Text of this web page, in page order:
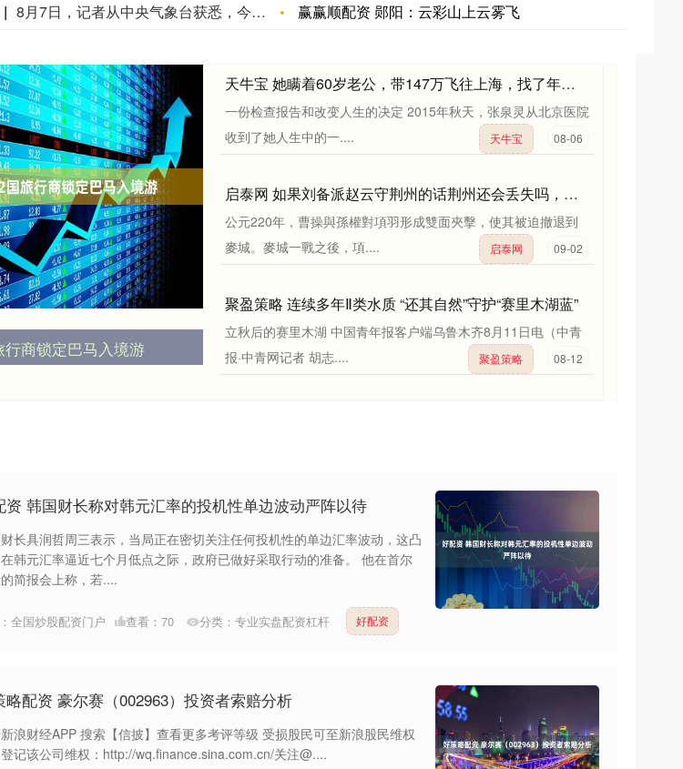
8月7日，记者从中央气象台获悉，今年第13号台风“白海豚”正以每小时15公里至20公里的速度向偏西方向移动，强度变化不大或略有加强。7日下午穿过琉球群岛后移入东海，并逐渐向我国华东沿海靠近，或于9日下午至10日早晨在浙江至福建北部一带沿海登陆，给登陆点附近及以北地区带来大范围风雨影响。据介绍，“白海豚”今天下午强度有所加强，中心附近最大风力已由14级增强至15级，预计今明两天，其强度有可能还将有所增强，有可能会达到超强台风级（16级），但登陆前其强度将再度减弱。（央视新闻）
赢赢顺配资 郧阳：云彩山上云雾飞
商锁定巴马入境游
天牛宝 她瞒着60岁老公，带147万飞往上海，找了年仅31岁的二混子_张泉灵_陈磊_漫画
一份检查报告和改变人生的决定 2015年秋天，张泉灵从北京医院
收到了她人生中的一....
08-06
天牛宝
启泰网 如果刘备派赵云守荆州的话荆州还会丢失吗，结局不会有任何改变
公元220年，曹操與孫權對項羽形成雙面夾擊，使其被迫撤退到
麥城。麥城一戰之後，項....
09-02
启泰网
聚盈策略 连续多年Ⅱ类水质 “还其自然”守护“赛里木湖蓝”
立秋后的赛里木湖 中国青年报客户端乌鲁木齐8月11日电（中青
报·中青网记者 胡志....
08-12
聚盈策略
资 韩国财长称对韩元汇率的投机性单边波动严阵以待
长具润哲周三表示，当局正在密切关注任何投机性的单边汇率波动，这凸
韩元汇率逼近七个月低点之际，政府已做好采取行动的准备。 他在首尔
简报会上称，若....
全国炒股配资门户 查看： 70 分类： 专业实盘配资杠杆 好配资
略配资 豪尔赛（002963）投资者索赔分析
浪财经APP 搜索【信披】查看更多考评等级 受损股民可至新浪股民维权
记该公司维权：http://wq.finance.sina.com.cn/关注@....